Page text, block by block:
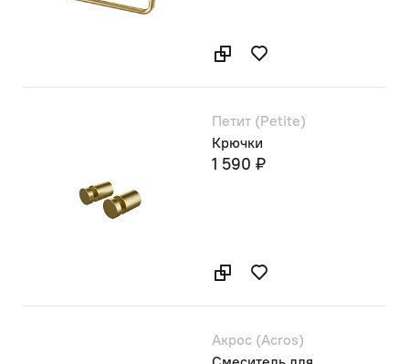
Петит (Petite)
Крючки
1 590 ₽
Акрос (Acros)